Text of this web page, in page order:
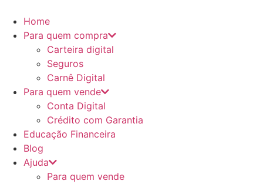
para
conteúdo
Home
Para quem compra
Carteira digital
Seguros
Carnê Digital
Para quem vende
Conta Digital
Crédito com Garantia
Educação Financeira
Blog
Ajuda
Para quem vende